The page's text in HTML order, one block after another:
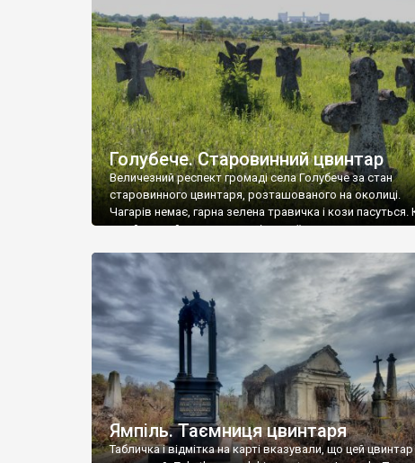
Голубече. Старовинний цвинтар
Величезний респект громаді села Голубече за стан
старовинного цвинтаря, розташованого на околиці.
Чагарів немає, гарна зелена травичка і кози пасуться.
– найкращий регулятор шкідливої, для старих
бруньками, кози ті бруньки обгризають, бо то
делікатес. На цвинтарі у Голубечому ціла колекція
різноманітних форм хрестів. Село відносно невелике,
Ямпіль. Таємниця цвинтаря
Табличка і відмітка на карті вказували, що цей цвинтар